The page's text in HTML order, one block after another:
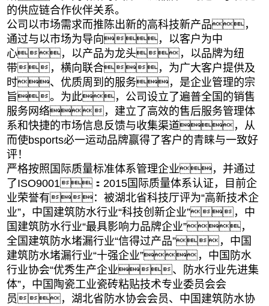
的供应链合作伙伴关系。
公司以市场需求而推陈出新的高科技新产品，
通过与以市场为导向，以客户为中
心，以产品为龙头，以品牌为纽
带，横向联合，为广大客户提供及
时、优质周到的服务，是企业管理的宗
旨。为此，公司设立了遍普全国的销售
服务网络，建立了高效的售后服务管理体
系和快捷的市场信息反馈与收集渠道，从
而使bsports必一运动品牌赢得了客户的青睐与一致好
评！
严格按照国际质量标准体系管理企业，并通过
了ISO9001：2015国际质量体系认证，目前企
业荣誉有：被湖北省科技厅评为“高新技术企
业”，中国建筑防水行业“科技创新企业”，中
国建筑防水行业“最具影响力品牌企业”，
全国建筑防水堵漏行业“信得过产品”，中国
建筑防水堵漏行业“十强企业”，中国防水
行业协会“优秀生产企业、防水行业先进集
体”，中国陶瓷工业瓷砖粘贴技术专业委员会会
员，湖北省防水协会会员、中国建筑防水协